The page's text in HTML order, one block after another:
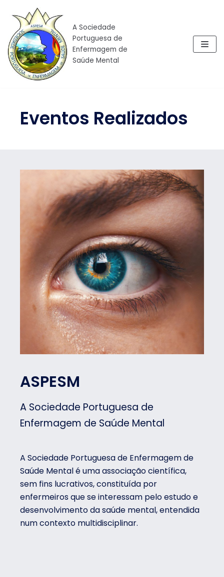
content
A Sociedade
Portuguesa de
Enfermagem de
Saúde Mental
Eventos Realizados
ASPESM
A Sociedade Portuguesa de
Enfermagem de Saúde Mental
A Sociedade Portuguesa de Enfermagem de
Saúde Mental é uma associação científica,
sem fins lucrativos, constituída por
enfermeiros que se interessam pelo estudo e
desenvolvimento da saúde mental, entendida
num contexto multidisciplinar.